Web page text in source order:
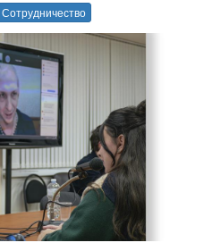
Сотрудничество